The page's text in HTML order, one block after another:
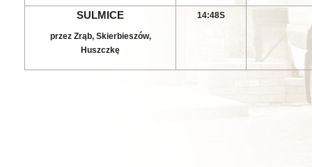
SULMICE
przez Zrąb, Skierbieszów,
Huszczkę
14:48S